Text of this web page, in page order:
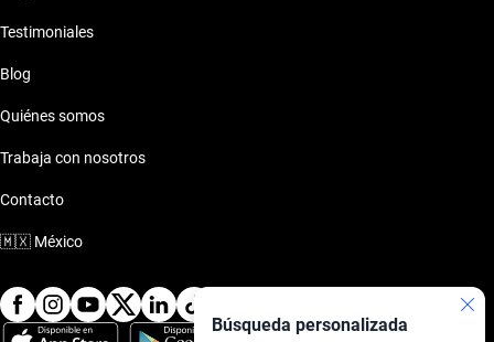
Búsqueda personalizada
Testimoniales
Blog
Quiénes somos
Trabaja con nosotros
Contacto
🇲🇽 México